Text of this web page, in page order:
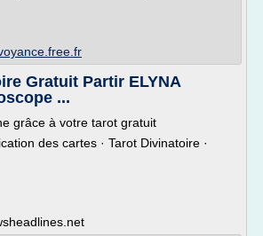
Gratuit Partir ELYNA
...
grâce à votre tarot gratuit
des cartes · Tarot Divinatoire ·